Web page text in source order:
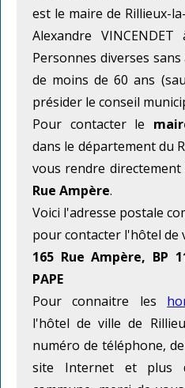
est le maire de Rillieux-
Alexandre
Personnes diverses
de moins de 60 ans
présider le conseil
Pour contacter le
dans le département du
vous rendre
Rue Ampère.
Voici l'adresse postale
pour contacter l'hôtel de
165 Rue Ampère, BP
PAPE
Pour connaitre les
l'hôtel de ville de
numéro de téléphone,
site Internet et plus